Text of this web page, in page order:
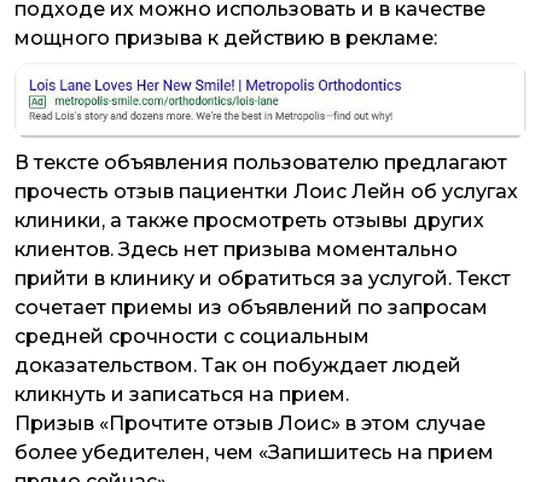
подходе их можно использовать и в качестве
мощного призыва к действию в рекламе:
В тексте объявления пользователю предлагают
прочесть отзыв пациентки Лоис Лейн об услугах
клиники, а также просмотреть отзывы других
клиентов. Здесь нет призыва моментально
прийти в клинику и обратиться за услугой. Текст
сочетает приемы из объявлений по запросам
средней срочности с социальным
доказательством. Так он побуждает людей
кликнуть и записаться на прием.
Призыв «Прочтите отзыв Лоис» в этом случае
более убедителен, чем «Запишитесь на прием